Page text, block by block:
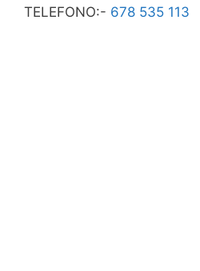
TELEFONO:- 678 535 113